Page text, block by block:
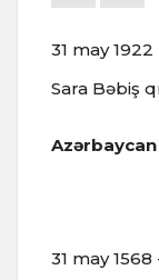
31 may
Sara Bəbiş
Azərbaycan
31 may